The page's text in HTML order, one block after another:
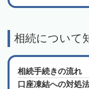
相続について
相続手続きの流れ
口座凍結への対処